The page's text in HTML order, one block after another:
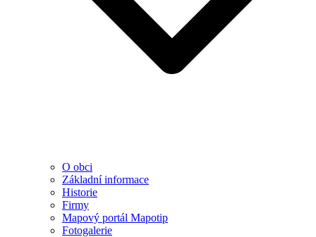
O obci
Základní informace
Historie
Firmy
Mapový portál Mapotip
Fotogalerie